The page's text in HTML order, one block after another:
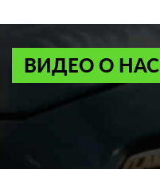
ВИДЕО О НАС